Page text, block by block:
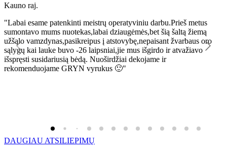
Kauno raj.
"Labai esame patenkinti meistrų operatyviniu darbu.Prieš metus
sumontavo mums nuotekas,labai dziaugėmės,bet šią šaltą žiemą
užšąlo vamzdynas,pasikreipus į atstovybę,nepaisant žvarbaus oro
sąlygų kai lauke buvo -26 laipsniai,jie mus išgirdo ir atvažiavo
išspręsti susidariusią bėdą. Nuoširdžiai dekojame ir
rekomenduojame GRYN vyrukus 🙂"
DAUGIAU ATSILIEPIMŲ